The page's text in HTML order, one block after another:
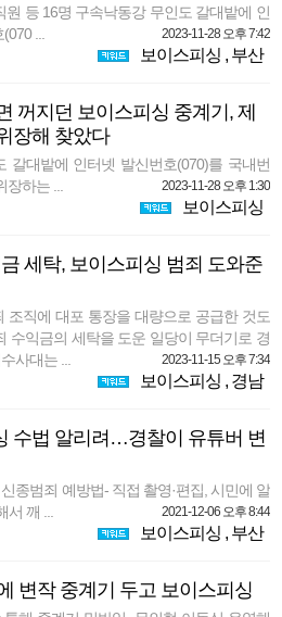
원 등 16명 구속낙동강 무인도 갈대밭에 인
...
2023-11-28 오후 7:42
보이스피싱 , 부산
꺼지던 보이스피싱 중계기, 제
장해 찾았다
갈대밭에 인터넷 발신번호(070)를 국내번
하는 ...
2023-11-28 오후 1:30
보이스피싱
세탁, 보이스피싱 범죄 도와준
조직에 대포 통장을 대량으로 공급한 것도
수익금의 세탁을 도운 일당이 무더기로 경
사대는 ...
2023-11-15 오후 7:34
보이스피싱 , 경남
수법 알리려…경찰이 유튜버 변
종범죄 예방법- 직접 촬영·편집, 시민에 알
깨 ...
2021-12-06 오후 8:44
보이스피싱 , 부산
변작 중계기 두고 보이스피싱